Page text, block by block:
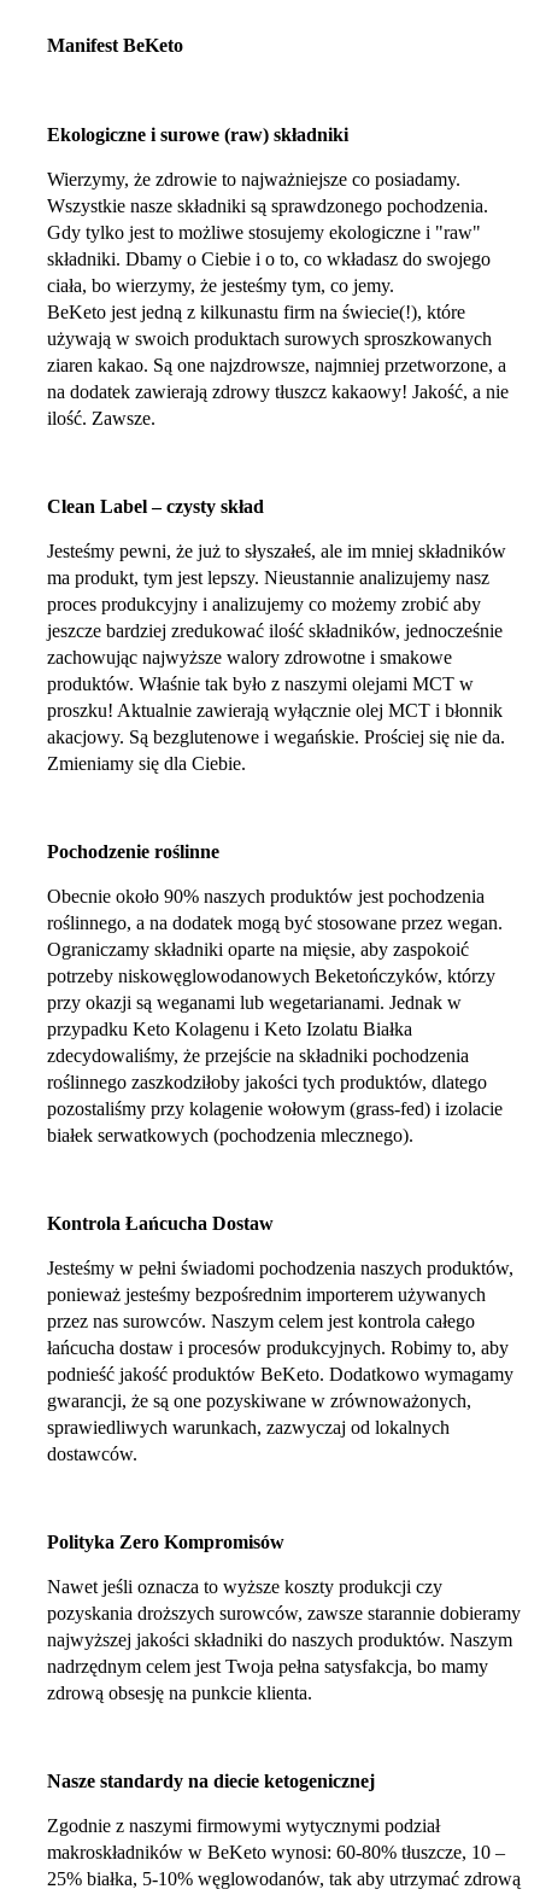
Manifest BeKeto
Ekologiczne i surowe (raw) składniki
Wierzymy, że zdrowie to najważniejsze co posiadamy.
Wszystkie nasze składniki są sprawdzonego pochodzenia.
Gdy tylko jest to możliwe stosujemy ekologiczne i "raw"
składniki. Dbamy o Ciebie i o to, co wkładasz do swojego
ciała, bo wierzymy, że jesteśmy tym, co jemy.
BeKeto jest jedną z kilkunastu firm na świecie(!), które
używają w swoich produktach surowych sproszkowanych
ziaren kakao. Są one najzdrowsze, najmniej przetworzone, a
na dodatek zawierają zdrowy tłuszcz kakaowy! Jakość, a nie
ilość. Zawsze.
Clean Label – czysty skład
Jesteśmy pewni, że już to słyszałeś, ale im mniej składników
ma produkt, tym jest lepszy. Nieustannie analizujemy nasz
proces produkcyjny i analizujemy co możemy zrobić aby
jeszcze bardziej zredukować ilość składników, jednocześnie
zachowując najwyższe walory zdrowotne i smakowe
produktów. Właśnie tak było z naszymi olejami MCT w
proszku! Aktualnie zawierają wyłącznie olej MCT i błonnik
akacjowy. Są bezglutenowe i wegańskie. Prościej się nie da.
Zmieniamy się dla Ciebie.
Pochodzenie roślinne
Obecnie około 90% naszych produktów jest pochodzenia
roślinnego, a na dodatek mogą być stosowane przez wegan.
Ograniczamy składniki oparte na mięsie, aby zaspokoić
potrzeby niskowęglowodanowych Beketończyków, którzy
przy okazji są weganami lub wegetarianami. Jednak w
przypadku Keto Kolagenu i Keto Izolatu Białka
zdecydowaliśmy, że przejście na składniki pochodzenia
roślinnego zaszkodziłoby jakości tych produktów, dlatego
pozostaliśmy przy kolagenie wołowym (grass-fed) i izolacie
białek serwatkowych (pochodzenia mlecznego).
Kontrola Łańcucha Dostaw
Jesteśmy w pełni świadomi pochodzenia naszych produktów,
ponieważ jesteśmy bezpośrednim importerem używanych
przez nas surowców. Naszym celem jest kontrola całego
łańcucha dostaw i procesów produkcyjnych. Robimy to, aby
podnieść jakość produktów BeKeto. Dodatkowo wymagamy
gwarancji, że są one pozyskiwane w zrównoważonych,
sprawiedliwych warunkach, zazwyczaj od lokalnych
dostawców.
Polityka Zero Kompromisów
Nawet jeśli oznacza to wyższe koszty produkcji czy
pozyskania droższych surowców, zawsze starannie dobieramy
najwyższej jakości składniki do naszych produktów. Naszym
nadrzędnym celem jest Twoja pełna satysfakcja, bo mamy
zdrową obsesję na punkcie klienta.
Nasze standardy na diecie ketogenicznej
Zgodnie z naszymi firmowymi wytycznymi podział
makroskładników w BeKeto wynosi: 60-80% tłuszcze, 10 –
25% białka, 5-10% węglowodanów, tak aby utrzymać zdrową